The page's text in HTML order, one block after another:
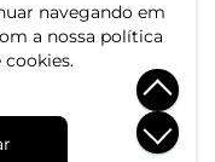
navegando em
a nossa política
De Alça Feminina
Infinita Cor Preto
R$ 23,99
R$ 23,99 sem juros